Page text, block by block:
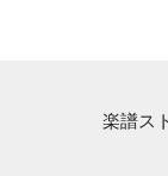
楽譜ス